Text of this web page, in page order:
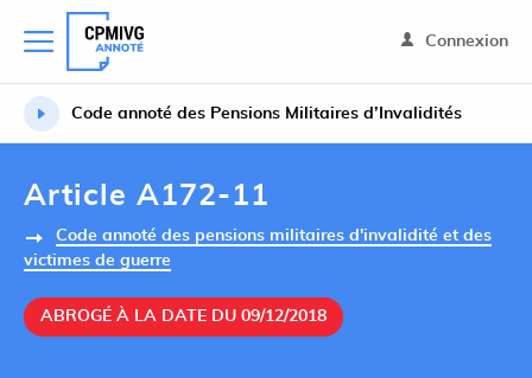
Connexion
Code annoté des Pensions Militaires d’Invalidités
Article A172-11
Code annoté des pensions militaires d'invalidité et des
victimes de guerre
ABROGÉ À LA DATE DU 09/12/2018